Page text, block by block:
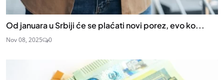
Od januara u Srbiji će se plaćati novi porez, evo ko...
Nov 08, 2025 0